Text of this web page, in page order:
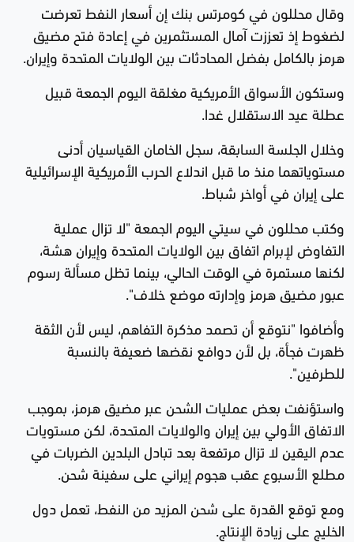
وقال محللون في كومرتس بنك إن أسعار النفط تعرضت
لضغوط إذ تعززت آمال المستثمرين في إعادة فتح مضيق
هرمز بالكامل بفضل المحادثات بين الولايات المتحدة وإيران.
وستكون الأسواق الأمريكية مغلقة اليوم الجمعة قبيل
عطلة عيد الاستقلال غدا.
وخلال الجلسة السابقة، سجل الخامان القياسيان أدنى
مستوياتهما منذ ما قبل اندلاع الحرب الأمريكية الإسرائيلية
على إيران في أواخر شباط.
وكتب محللون في سيتي اليوم الجمعة "لا تزال عملية
التفاوض لإبرام اتفاق بين الولايات المتحدة وإيران هشة،
لكنها مستمرة في الوقت الحالي، بينما تظل مسألة رسوم
عبور مضيق هرمز وإدارته موضع خلاف".
وأضافوا "نتوقع أن تصمد مذكرة التفاهم، ليس لأن الثقة
ظهرت فجأة، بل لأن دوافع نقضها ضعيفة بالنسبة
للطرفين".
واستؤنفت بعض عمليات الشحن عبر مضيق هرمز، بموجب
الاتفاق الأولي بين إيران والولايات المتحدة، لكن مستويات
عدم اليقين لا تزال مرتفعة بعد تبادل البلدين الضربات في
مطلع الأسبوع عقب هجوم إيراني على سفينة شحن.
ومع توقع القدرة على شحن المزيد من النفط، تعمل دول
الخليج على زيادة الإنتاج.